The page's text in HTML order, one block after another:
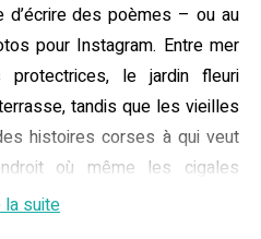
des poèmes – ou au
pour Instagram. Entre mer
protectrices, le jardin fleuri
tandis que les vieilles
histoires corses à qui veut
où même les cigales
contrat d’exclusivité pour
la suite